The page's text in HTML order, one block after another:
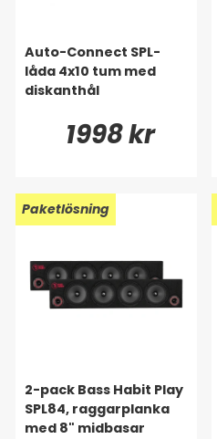
Auto-Connect SPL-
låda 4x10 tum med
diskanthål
1998 kr
Paketlösning
2-pack Bass Habit Play
SPL84, raggarplanka
med 8" midbasar